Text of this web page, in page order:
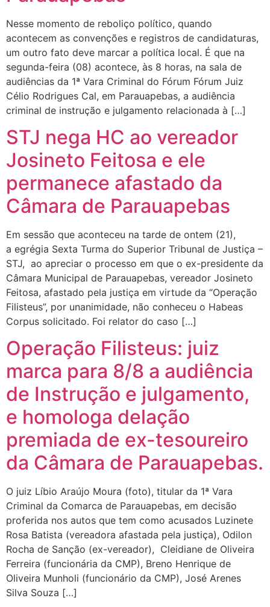
Nesse momento de reboliço político, quando
acontecem as convenções e registros de candidaturas,
um outro fato deve marcar a política local. É que na
segunda-feira (08) acontece, às 8 horas, na sala de
audiências da 1ª Vara Criminal do Fórum Fórum Juiz
Célio Rodrigues Cal, em Parauapebas, a audiência
criminal de instrução e julgamento relacionada à […]
STJ nega HC ao vereador
Josineto Feitosa e ele
permanece afastado da
Câmara de Parauapebas
Em sessão que aconteceu na tarde de ontem (21),
a egrégia Sexta Turma do Superior Tribunal de Justiça –
STJ, ao apreciar o processo em que o ex-presidente da
Câmara Municipal de Parauapebas, vereador Josineto
Feitosa, afastado pela justiça em virtude da “Operação
Filisteus”, por unanimidade, não conheceu o Habeas
Corpus solicitado. Foi relator do caso […]
Operação Filisteus: juiz
marca para 8/8 a audiência
de Instrução e julgamento,
e homologa delação
premiada de ex-tesoureiro
da Câmara de Parauapebas.
O juiz Líbio Araújo Moura (foto), titular da 1ª Vara
Criminal da Comarca de Parauapebas, em decisão
proferida nos autos que tem como acusados Luzinete
Rosa Batista (vereadora afastada pela justiça), Odilon
Rocha de Sanção (ex-vereador), Cleidiane de Oliveira
Ferreira (funcionária da CMP), Breno Henrique de
Oliveira Munholi (funcionário da CMP), José Arenes
Silva Souza […]